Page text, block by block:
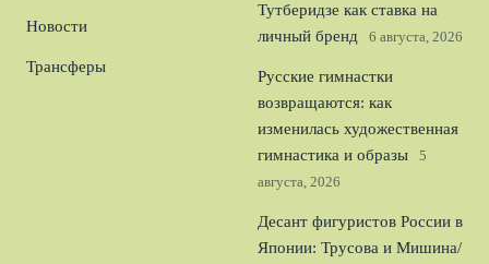
Новости
Трансферы
Тутберидзе как ставка на
личный бренд
6 августа, 2026
Русские гимнастки
возвращаются: как
изменилась художественная
гимнастика и образы
5
августа, 2026
Десант фигуристов России в
Японии: Трусова и Мишина/